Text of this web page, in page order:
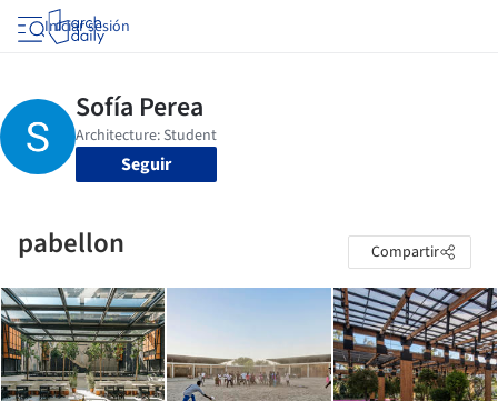
Iniciar sesión
Seguir
pabellon Compartir